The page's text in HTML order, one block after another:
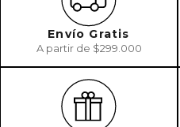
Envío Gratis
A partir de $299.000